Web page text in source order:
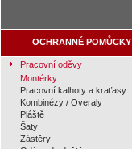
OCHRANNÉ POMŮCKY
Pracovní oděvy
Montérky
Pracovní kalhoty a kraťasy
Kombinézy / Overaly
Pláště
Šaty
Zástěry